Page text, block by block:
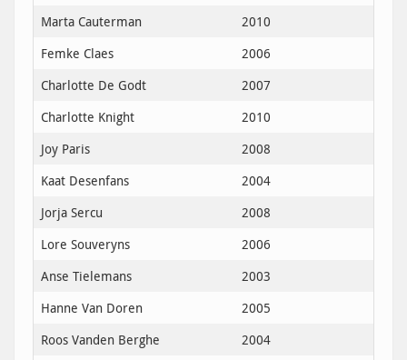
Marta Cauterman
2010
Femke Claes
2006
Charlotte De Godt
2007
Charlotte Knight
2010
Joy Paris
2008
Kaat Desenfans
2004
Jorja Sercu
2008
Lore Souveryns
2006
Anse Tielemans
2003
Hanne Van Doren
2005
Roos Vanden Berghe
2004